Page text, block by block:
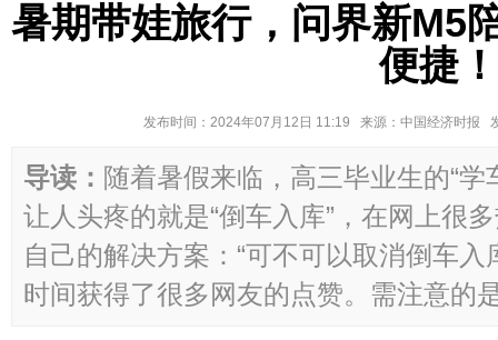
暑期带娃旅行，问界新M5
便捷！
发布时间：2024年07月12日 11:19 来源：中国经济时报
导读： 随着暑假来临，高三毕业生的“
让人头疼的就是“倒车入库”，在网上很
自己的解决方案：“可不可以取消倒车
时间获得了很多网友的点赞。需注意的